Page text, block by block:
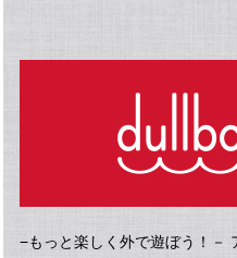
−もっと楽しく外で遊ぼう！－